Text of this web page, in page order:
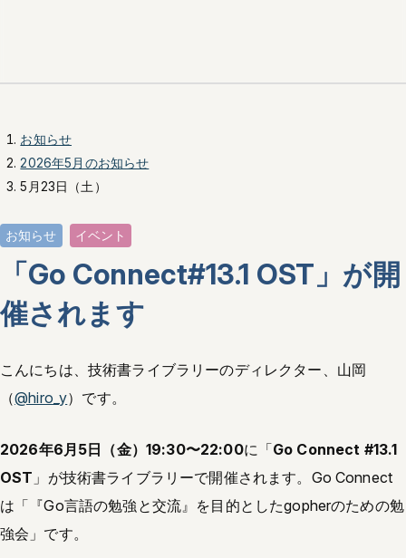
お知らせ
2026年5月のお知らせ
5月23日（土）
お知らせ イベント
「Go Connect#13.1 OST」が開
催されます
こんにちは、技術書ライブラリーのディレクター、山岡
（@hiro_y）です。
2026年6月5日（金）19:30〜22:00に「Go Connect #13.1
OST 」が技術書ライブラリーで開催されます。Go Connect
は「『Go言語の勉強と交流』を目的としたgopherのための勉
強会」です。